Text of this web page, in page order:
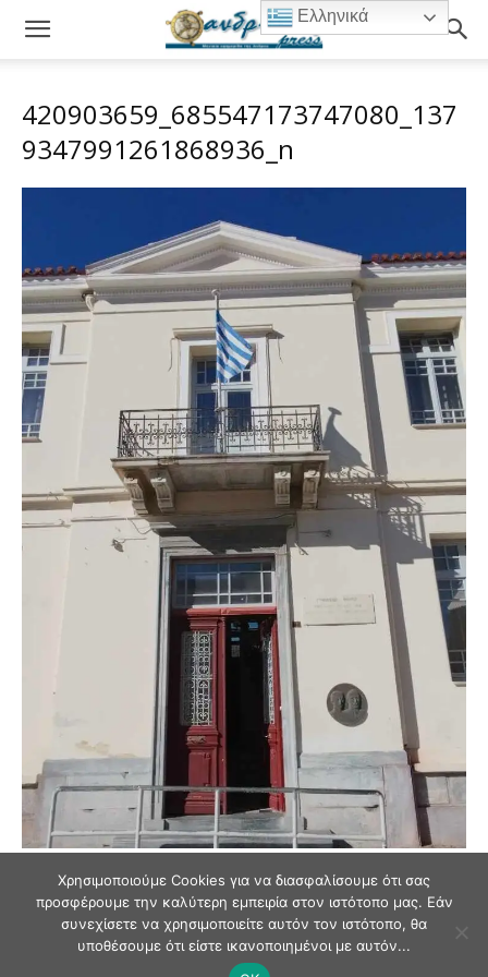
420903659_685547173747080_137
9347991261868936_n
Ελληνικά
Χρησιμοποιούμε Cookies για να διασφαλίσουμε ότι σας
προσφέρουμε την καλύτερη εμπειρία στον ιστότοπο μας. Εάν
συνεχίσετε να χρησιμοποιείτε αυτόν τον ιστότοπο, θα
υποθέσουμε ότι είστε ικανοποιημένοι με αυτόν...